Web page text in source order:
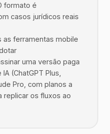
formato é
casos jurídicos reais
ferramentas mobile
uma versão paga
(ChatGPT Plus,
Pro, com planos a
replicar os fluxos ao